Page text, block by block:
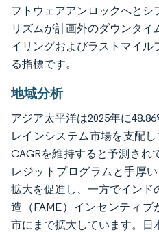
フトウェアアンロックへと
リズムが計画外のダウンタ
イリングおよびラストマイル
る指標です。
地域分析
アジア太平洋は2025年に
レインシステム市場を支配
CAGRを維持すると予測され
レジットプログラムと手厚
拡大を促進し、一方でインド
造（FAME）インセンティ
市にまで拡大しています。日